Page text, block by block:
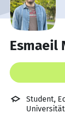
Esmaeil
Student,